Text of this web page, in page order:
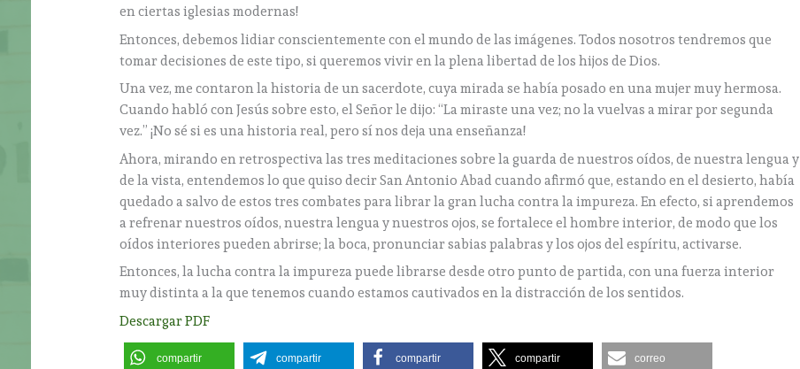
en ciertas iglesias modernas!
Entonces, debemos lidiar conscientemente con el mundo de las imágenes. Todos nosotros tendremos que
tomar decisiones de este tipo, si queremos vivir en la plena libertad de los hijos de Dios.
Una vez, me contaron la historia de un sacerdote, cuya mirada se había posado en una mujer muy hermosa.
Cuando habló con Jesús sobre esto, el Señor le dijo: “La miraste una vez; no la vuelvas a mirar por segunda
vez.” ¡No sé si es una historia real, pero sí nos deja una enseñanza!
Ahora, mirando en retrospectiva las tres meditaciones sobre la guarda de nuestros oídos, de nuestra lengua y
de la vista, entendemos lo que quiso decir San Antonio Abad cuando afirmó que, estando en el desierto, había
quedado a salvo de estos tres combates para librar la gran lucha contra la impureza. En efecto, si aprendemos
a refrenar nuestros oídos, nuestra lengua y nuestros ojos, se fortalece el hombre interior, de modo que los
oídos interiores pueden abrirse; la boca, pronunciar sabias palabras y los ojos del espíritu, activarse.
Entonces, la lucha contra la impureza puede librarse desde otro punto de partida, con una fuerza interior
muy distinta a la que tenemos cuando estamos cautivados en la distracción de los sentidos.
Descargar PDF
compartir compartir compartir compartir correo